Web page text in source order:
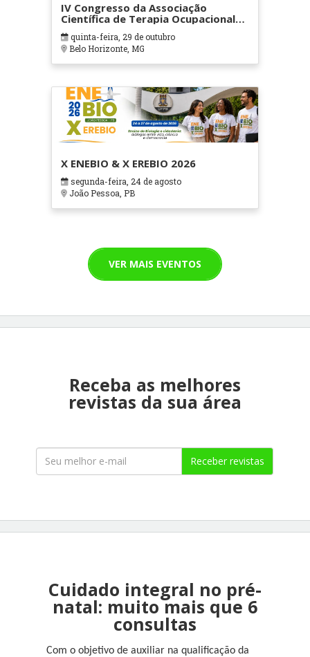
IV Congresso da Associação
Científica de Terapia Ocupacional
em Contextos Hospitalares e
Cuidados Paliativos - ATOHOSP
quinta-feira, 29 de outubro
Belo Horizonte, MG
X ENEBIO & X EREBIO 2026
segunda-feira, 24 de agosto
João Pessoa, PB
VER MAIS EVENTOS
Receba as melhores
revistas da sua área
Receber revistas
Cuidado integral no pré-
natal: muito mais que 6
consultas
Com o objetivo de auxiliar na qualificação da